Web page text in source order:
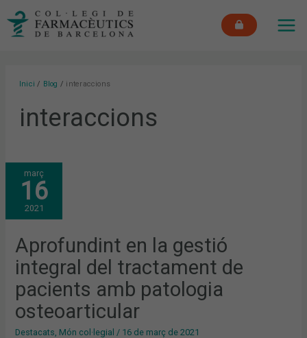
Inici Blog interaccions
interaccions
març
16
2021
Aprofundint en la gestió
integral del tractament de
pacients amb patologia
osteoarticular
Destacats Món col·legial / 16 de març de 2021
APROFUNDINT
EN
LA
GESTIÓ
INTEGRAL
DEL
TRACTAMENT
PACIENTS
AMB
PATOLOGIA
OSTEOARTICULAR